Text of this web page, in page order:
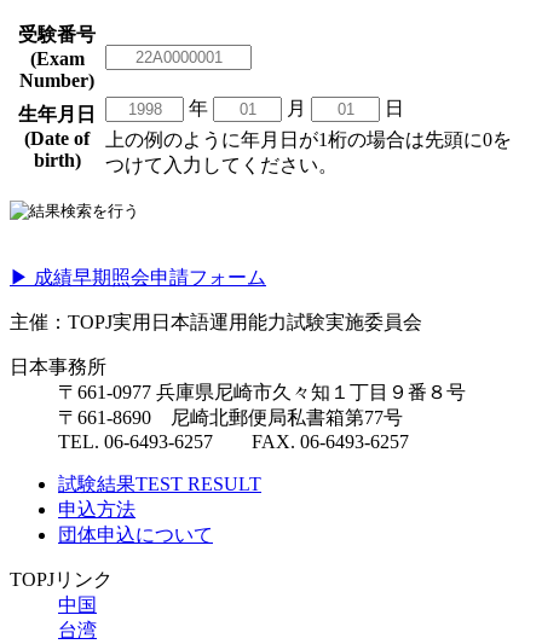
受験番号
(Exam
Number)
生年月日
(Date of
birth)
年 月
日
上の例のように年月日が1桁の場合は先頭に0を
つけて入力してください。
▶ 成績早期照会申請フォーム
主催：TOPJ実用日本語運用能力試験実施委員会
日本事務所
〒661-0977 兵庫県尼崎市久々知１丁目９番８号
〒661-8690 尼崎北郵便局私書箱第77号
TEL. 06-6493-6257 FAX. 06-6493-6257
試験結果TEST RESULT
申込方法
団体申込について
TOPJリンク
中国
台湾